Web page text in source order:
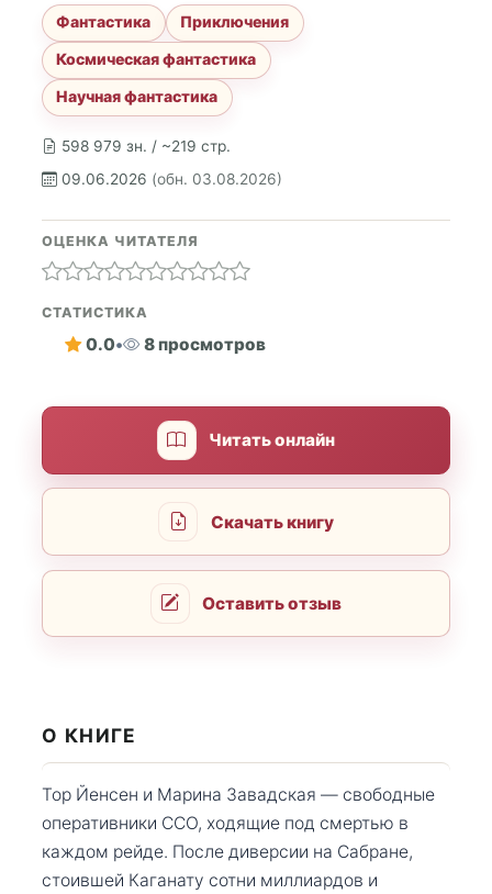
598 979 зн. / ~219 стр.
09.06.2026 (обн. 03.08.2026)
Фантастика
Приключения
Космическая фантастика
Научная фантастика
ОЦЕНКА ЧИТАТЕЛЯ
СТАТИСТИКА
0.0• 8 просмотров
Читать онлайн
Скачать книгу
Оставить отзыв
О КНИГЕ
Тор Йенсен и Марина Завадская — свободные
оперативники ССО, ходящие под смертью в
каждом рейде. После диверсии на Сабране,
стоившей Каганату сотни миллиардов и